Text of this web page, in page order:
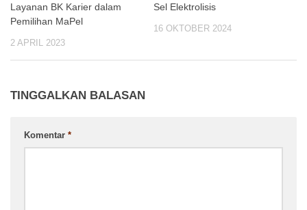
Layanan BK Karier dalam
Pemilihan MaPel
2 APRIL 2023
Sel Elektrolisis
16 OKTOBER 2024
TINGGALKAN BALASAN
Komentar *